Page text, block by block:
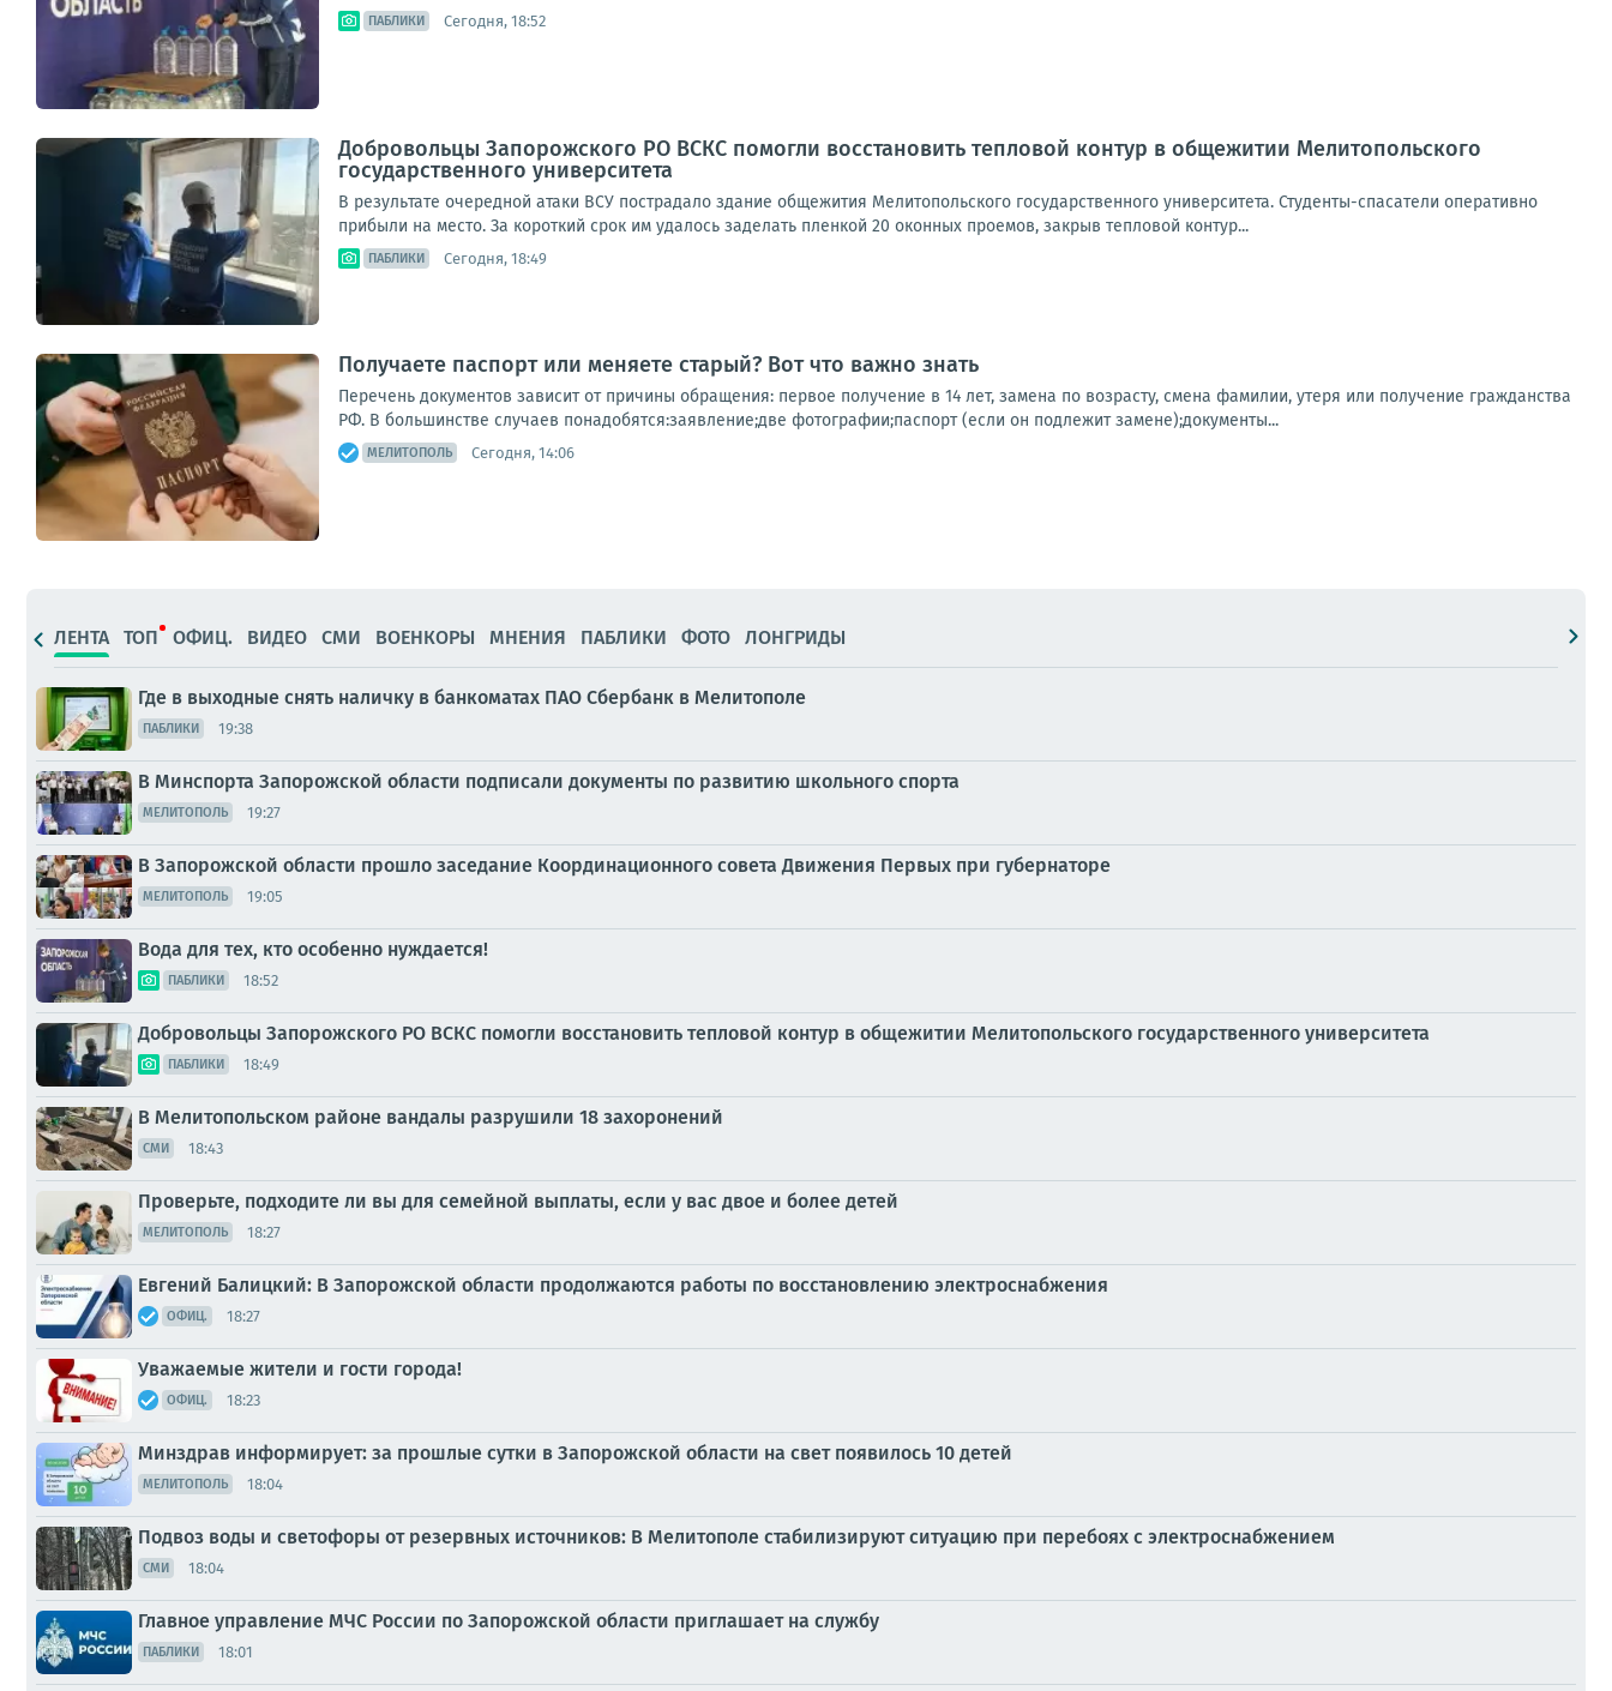
ПАБЛИКИ Сегодня, 18:52
Добровольцы Запорожского РО ВСКС помогли восстановить тепловой контур в общежитии Мелитопольского
государственного университета
В результате очередной атаки ВСУ пострадало здание общежития Мелитопольского государственного университета. Студенты-спасатели оперативно
прибыли на место. За короткий срок им удалось заделать пленкой 20 оконных проемов, закрыв тепловой контур...
ПАБЛИКИ Сегодня, 18:49
Получаете паспорт или меняете старый? Вот что важно знать
Перечень документов зависит от причины обращения: первое получение в 14 лет, замена по возрасту, смена фамилии, утеря или получение гражданства
РФ. В большинстве случаев понадобятся:заявление;две фотографии;паспорт (если он подлежит замене);документы...
МЕЛИТОПОЛЬ Сегодня, 14:06
ЛЕНТА ТОП ОФИЦ. ВИДЕО СМИ ВОЕНКОРЫ МНЕНИЯ ПАБЛИКИ ФОТО ЛОНГРИДЫ
Где в выходные снять наличку в банкоматах ПАО Сбербанк в Мелитополе
ПАБЛИКИ 19:38
В Минспорта Запорожской области подписали документы по развитию школьного спорта
МЕЛИТОПОЛЬ 19:27
В Запорожской области прошло заседание Координационного совета Движения Первых при губернаторе
МЕЛИТОПОЛЬ 19:05
Вода для тех, кто особенно нуждается!
ПАБЛИКИ 18:52
Добровольцы Запорожского РО ВСКС помогли восстановить тепловой контур в общежитии Мелитопольского государственного университета
ПАБЛИКИ 18:49
В Мелитопольском районе вандалы разрушили 18 захоронений
СМИ 18:43
Проверьте, подходите ли вы для семейной выплаты, если у вас двое и более детей
МЕЛИТОПОЛЬ 18:27
Евгений Балицкий: В Запорожской области продолжаются работы по восстановлению электроснабжения
ОФИЦ. 18:27
Уважаемые жители и гости города!
ОФИЦ. 18:23
Минздрав информирует: за прошлые сутки в Запорожской области на свет появилось 10 детей
МЕЛИТОПОЛЬ 18:04
Подвоз воды и светофоры от резервных источников: В Мелитополе стабилизируют ситуацию при перебоях с электроснабжением
СМИ 18:04
Главное управление МЧС России по Запорожской области приглашает на службу
ПАБЛИКИ 18:01